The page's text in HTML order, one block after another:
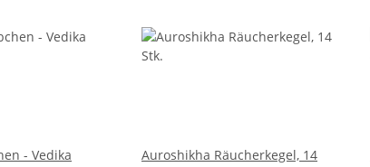
- Vedika
Auroshikha Räucherkegel, 14